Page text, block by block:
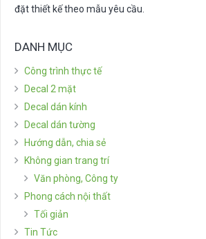
đặt thiết kế theo mẫu yêu cầu.
DANH MỤC
Công trình thực tế
Decal 2 mặt
Decal dán kính
Decal dán tường
Hướng dẫn, chia sẻ
Không gian trang trí
Văn phòng, Công ty
Phong cách nội thất
Tối giản
Tin Tức